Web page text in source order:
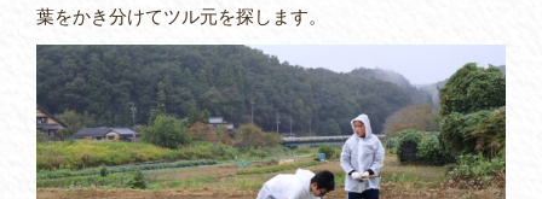
葉をかき分けてツル元を探します。